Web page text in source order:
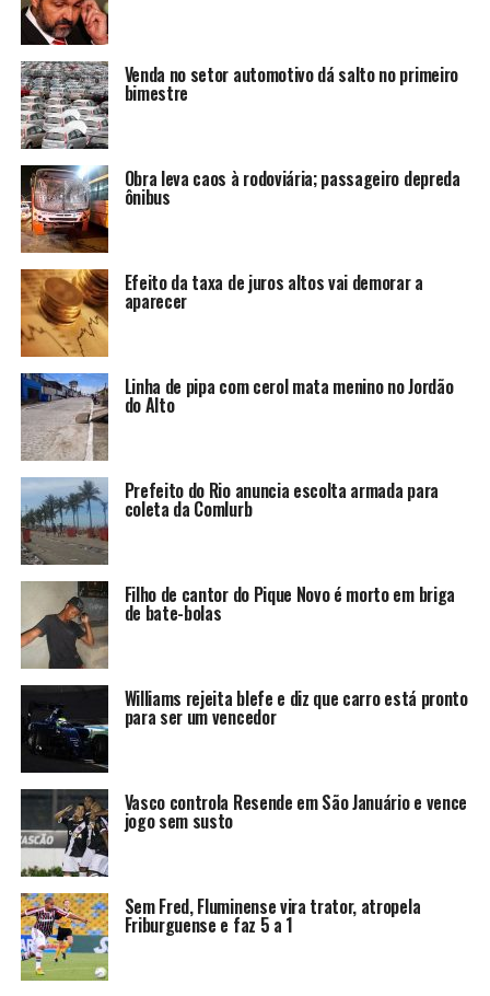
Venda no setor automotivo dá salto no primeiro
bimestre
Obra leva caos à rodoviária; passageiro depreda
ônibus
Efeito da taxa de juros altos vai demorar a
aparecer
Linha de pipa com cerol mata menino no Jordão
do Alto
Prefeito do Rio anuncia escolta armada para
coleta da Comlurb
Filho de cantor do Pique Novo é morto em briga
de bate-bolas
Williams rejeita blefe e diz que carro está pronto
para ser um vencedor
Vasco controla Resende em São Januário e vence
jogo sem susto
Sem Fred, Fluminense vira trator, atropela
Friburguense e faz 5 a 1